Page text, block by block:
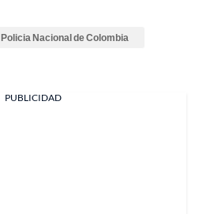
Policia Nacional de Colombia
PUBLICIDAD